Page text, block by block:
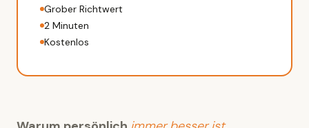
Grober Richtwert
2 Minuten
Kostenlos